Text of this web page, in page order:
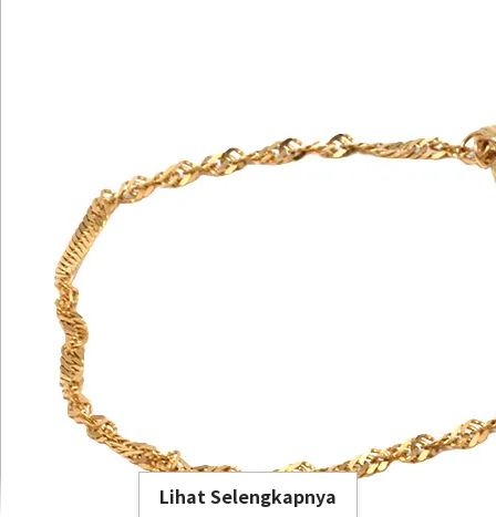
Lihat Selengkapnya